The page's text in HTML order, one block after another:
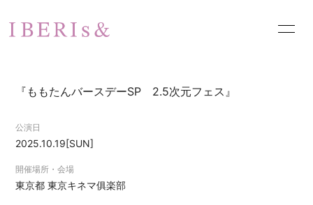
SCHEDULE PROFILE
VIDEO
PHOTO
『ももたんバースデーSP 2.5次元フェス』
公演日
2025.10.19[SUN]
開催場所・会場
東京都東京キネマ俱楽部